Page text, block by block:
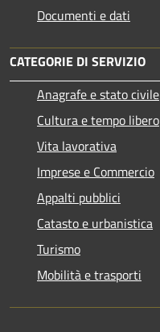
Documenti e dati
CATEGORIE DI SERVIZIO
Anagrafe e stato civile
Cultura e tempo libero
Vita lavorativa
Imprese e Commercio
Appalti pubblici
Catasto e urbanistica
Turismo
Mobilità e trasporti